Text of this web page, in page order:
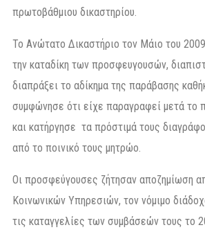
πρωτοβάθμιου δικαστηρίου.
Το Ανώτατο Δικαστήριο τον Μάιο του
την καταδίκη των προσφευγουσών,
διαπράξει το αδίκημα της παράβασης
συμφώνησε ότι είχε παραγραφεί μετά το
και κατήργησε τα πρόστιμά τους
από το ποινικό τους μητρώο.
Οι προσφεύγουσες ζήτησαν αποζημίωση
Κοινωνικών Υπηρεσιών, τον νόμιμο
τις καταγγελίες των συμβάσεών τους το